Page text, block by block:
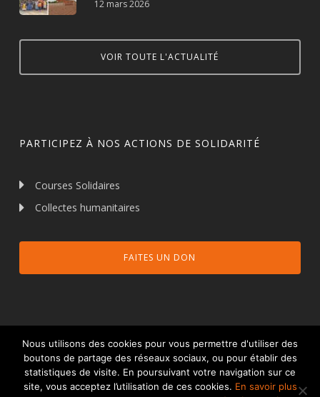
12 mars 2026
VOIR TOUTE L'ACTUALITÉ
PARTICIPEZ À NOS ACTIONS DE SOLIDARITÉ
Courses Solidaires
Collectes humanitaires
FAITES UN DON
© 2026 Talents et Partage.Mentions légales
Nous utilisons des cookies pour vous permettre d'utiliser des
boutons de partage des réseaux sociaux, ou pour établir des
statistiques de visite. En poursuivant votre navigation sur ce
site, vous acceptez l’utilisation de ces cookies. En savoir plus